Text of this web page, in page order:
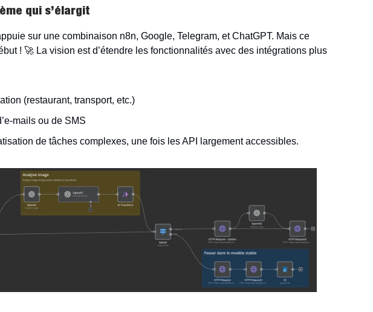
qui s’élargit
sur une combinaison n8n, Google, Telegram, et ChatGPT. Mais ce
! 🚀 La vision est d’étendre les fonctionnalités avec des intégrations plus
(restaurant, transport, etc.)
mails ou de SMS
de tâches complexes, une fois les API largement accessibles.